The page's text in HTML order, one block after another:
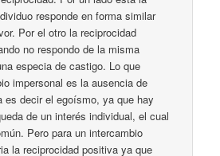
responde en forma similar
Por el otro la reciprocidad
no respondo de la misma
especia de castigo. Lo que
impersonal es la ausencia de
es decir el egoísmo, ya que hay
de un interés individual, el cual
Pero para un intercambio
la reciprocidad positiva ya que